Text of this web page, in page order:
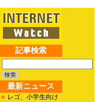
記事検索
最新ニュース
■ レゴ、小学生向け